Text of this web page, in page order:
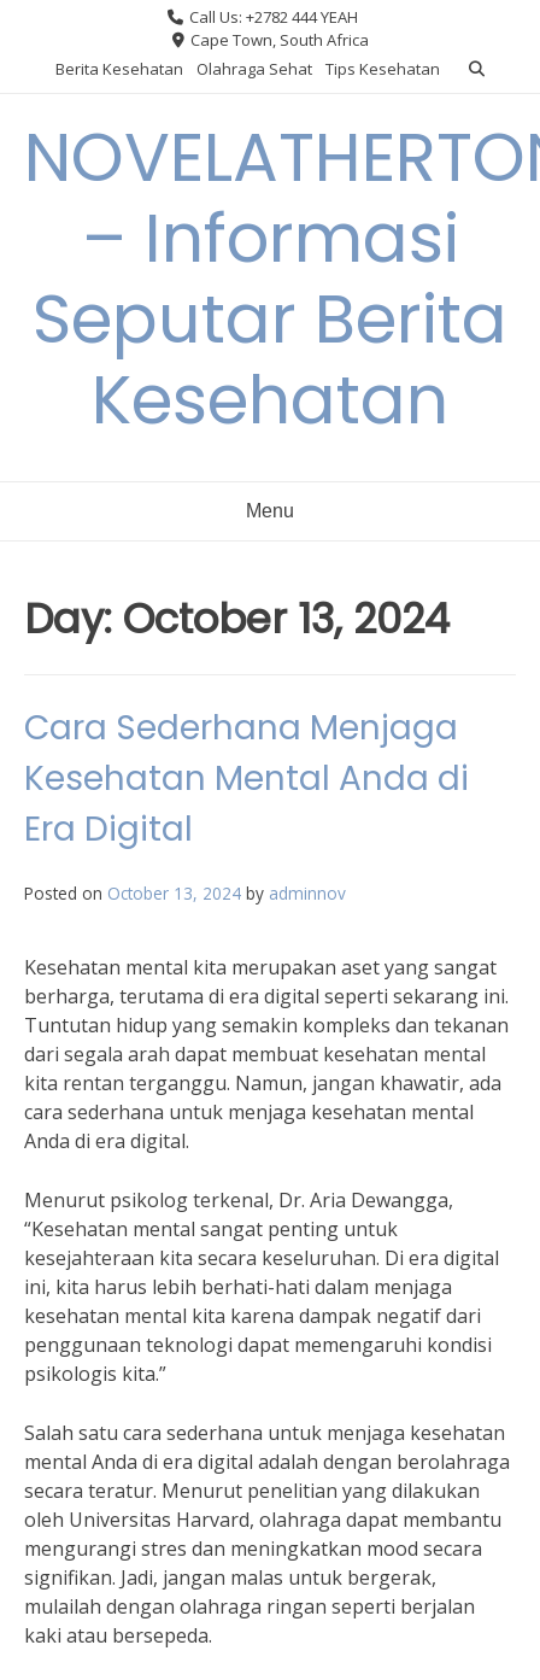
content
Call Us: +2782 444 YEAH
Cape Town, South Africa
Berita Kesehatan
Olahraga Sehat Tips Kesehatan
– Informasi
Seputar Berita
Kesehatan
Menu
Day: October 13, 2024
Cara Sederhana Menjaga
Kesehatan Mental Anda di
Era Digital
Posted on October 13, 2024 by adminnov
Kesehatan mental kita merupakan aset yang sangat
berharga, terutama di era digital seperti sekarang ini.
Tuntutan hidup yang semakin kompleks dan tekanan
dari segala arah dapat membuat kesehatan mental
kita rentan terganggu. Namun, jangan khawatir, ada
cara sederhana untuk menjaga kesehatan mental
Anda di era digital.
Menurut psikolog terkenal, Dr. Aria Dewangga,
“Kesehatan mental sangat penting untuk
kesejahteraan kita secara keseluruhan. Di era digital
ini, kita harus lebih berhati-hati dalam menjaga
kesehatan mental kita karena dampak negatif dari
penggunaan teknologi dapat memengaruhi kondisi
psikologis kita.”
Salah satu cara sederhana untuk menjaga kesehatan
mental Anda di era digital adalah dengan berolahraga
secara teratur. Menurut penelitian yang dilakukan
oleh Universitas Harvard, olahraga dapat membantu
mengurangi stres dan meningkatkan mood secara
signifikan. Jadi, jangan malas untuk bergerak,
mulailah dengan olahraga ringan seperti berjalan
kaki atau bersepeda.